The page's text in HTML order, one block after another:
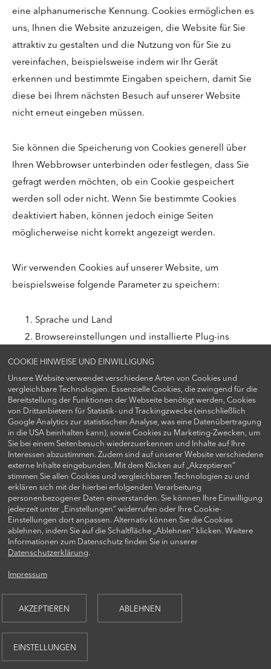
COOKIE HINWEISE UND EINWILLIGUNG
Unsere Website verwendet verschiedene Arten von Cookies und
vergleichbare Technologien. Essenzielle Cookies, die zwingend für die
Bereitstellung der Funktionen der Webseite benötigt werden, Cookies
von Drittanbietern für Statistik- und Trackingzwecke (einschließlich
Google Analytics zur statistischen Analyse, was eine Datenübertragung
in die USA beinhalten kann), sowie Cookies zu Marketing-Zwecken, um
Sie bei einem Seitenbesuch wiederzuerkennen und Inhalte auf Ihre
Interessen abzustimmen. Zudem sind auf unserer Website verschiedene
externe Inhalte eingebunden. Mit dem Klicken auf „Akzeptieren“
stimmen Sie allen Cookies und vergleichbaren Technologien zu und
erklären sich mit der hierbei erfolgenden Verarbeitung
personenbezogener Daten einverstanden. Sie können Ihre Einwilligung
jederzeit unter „Einstellungen“ widerrufen oder Ihre Cookie-
Einstellungen dort anpassen. Alternativ können Sie die Cookies
ablehnen, indem Sie auf die Schaltfläche „Ablehnen“ klicken. Weitere
Informationen zum Datenschutz finden Sie in unserer
Datenschutzerklärung.
Impressum
AKZEPTIEREN ABLEHNEN
EINSTELLUNGEN
eine alphanumerische Kennung. Cookies ermöglichen es
uns, Ihnen die Website anzuzeigen, die Website für Sie
attraktiv zu gestalten und die Nutzung von für Sie zu
vereinfachen, beispielsweise indem wir Ihr Gerät
erkennen und bestimmte Eingaben speichern, damit Sie
diese bei Ihrem nächsten Besuch auf unserer Website
nicht erneut eingeben müssen.
Sie können die Speicherung von Cookies generell über
Ihren Webbrowser unterbinden oder festlegen, dass Sie
gefragt werden möchten, ob ein Cookie gespeichert
werden soll oder nicht. Wenn Sie bestimmte Cookies
deaktiviert haben, können jedoch einige Seiten
möglicherweise nicht korrekt angezeigt werden.
Wir verwenden Cookies auf unserer Website, um
beispielsweise folgende Parameter zu speichern:
Sprache und Land
Browsereinstellungen und installierte Plug-ins
Weitere Informationen zur Funktionsweise von Cookies
finden Sie auf der folgenden Website:
http://www.allaboutcookies.org.
a) Zweck und Rechtsgrundlage der Datenverarbeitung
Die Verwendung von Cookies ist zum Teil für den Betrieb
unserer Website technisch erforderlich und daher ohne
Einwilligung des Nutzers zulässig. Darüber hinaus können
wir Cookies verwenden, um Ihnen spezielle Funktionen
und Inhalte anzubieten sowie zu Analyse- und
Marketingzwecken. Dabei können auch Cookies von
Einsatz kommen. Wir verwenden solche technisch nicht
notwendigen Cookies nur mit Ihrer Einwilligung gemäß §